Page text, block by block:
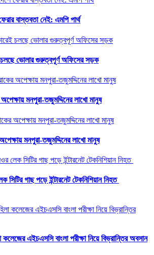
বাস্তবতা নেই: এমপি পার্থ
চলছে ভোলার গুরুত্বপূর্ণ অফিসের সড়ক
মনপুরা-তজুমদ্দিনের লাখো মানুষ
মনপুরা-তজুমদ্দিনের লাখো মানুষ
সিটির গাছ পড়ে ইন্টারনেট টেকনিশিয়ান নিহত
কলেজের এইচএসসি বাংলা পরীক্ষা নিয়ে বিভ্রান্তির অবসান